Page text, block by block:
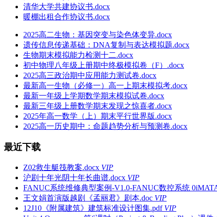
清华大学共建协议书.docx
暖棚出租合作协议书.docx
2025高二生物：基因突变与染色体变异.docx
遗传信息传递基础：DNA复制与表达模拟题.docx
生物期末模拟能力检测十二.docx
初中物理八年级上册期中终极模拟卷（F）.docx
2025高三政治期中应用能力测试卷.docx
最新高一生物（必修一）高一上期末模拟考.docx
最新一年级上学期数学期末模拟试卷.docx
最新三年级上册数学期末发现之惊喜者.docx
2025年高一数学（上）期末平行世界版.docx
2025高一历史期中：命题趋势分析与预测卷.docx
最近下载
Z02救生艇筏教案.docx VIP
沪剧十年光阴十年长曲谱.docx VIP
FANUC系统维修典型案例-V1.0-FANUC数控系统
王文娟首演版越剧《孟丽君》剧本.doc VIP
12J10《附属建筑》建筑标准设计图集.pdf VIP